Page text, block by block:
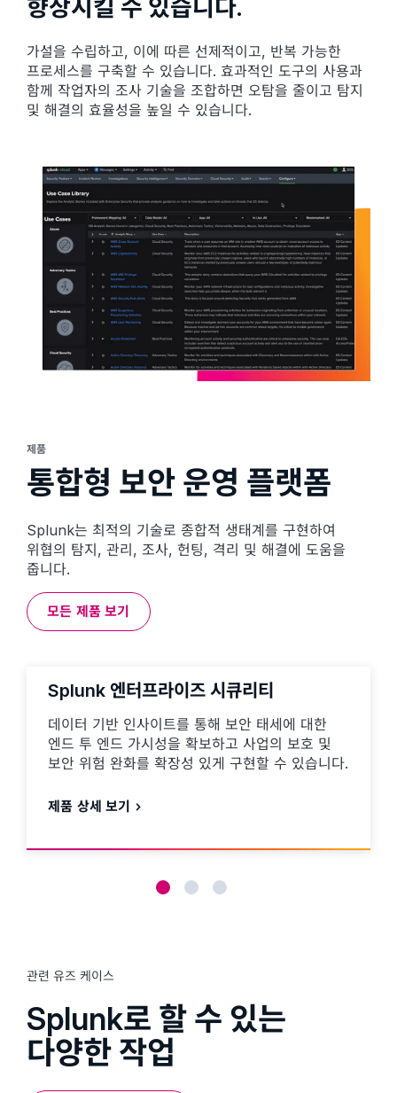
향상시킬 수 있습니다.
가설을 수립하고, 이에 따른 선제적이고, 반복 가능한
프로세스를 구축할 수 있습니다. 효과적인 도구의 사용과
함께 작업자의 조사 기술을 조합하면 오탐을 줄이고 탐지
및 해결의 효율성을 높일 수 있습니다.
제품
통합형 보안 운영 플랫폼
Splunk는 최적의 기술로 종합적 생태계를 구현하여
위협의 탐지, 관리, 조사, 헌팅, 격리 및 해결에 도움을
줍니다.
모든 제품 보기
Splunk 엔터프라이즈 시큐리티
데이터 기반 인사이트를 통해 보안 태세에 대한
엔드 투 엔드 가시성을 확보하고 사업의 보호 및
보안 위험 완화를 확장성 있게 구현할 수 있습니다.
제품 상세 보기
관련 유즈 케이스
Splunk로 할 수 있는
다양한 작업